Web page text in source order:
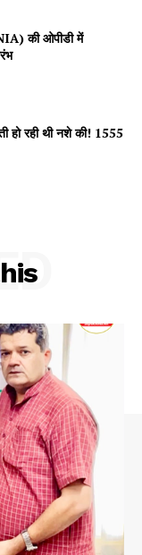
की ओपीडी में
हो रही थी नशे की! 1555